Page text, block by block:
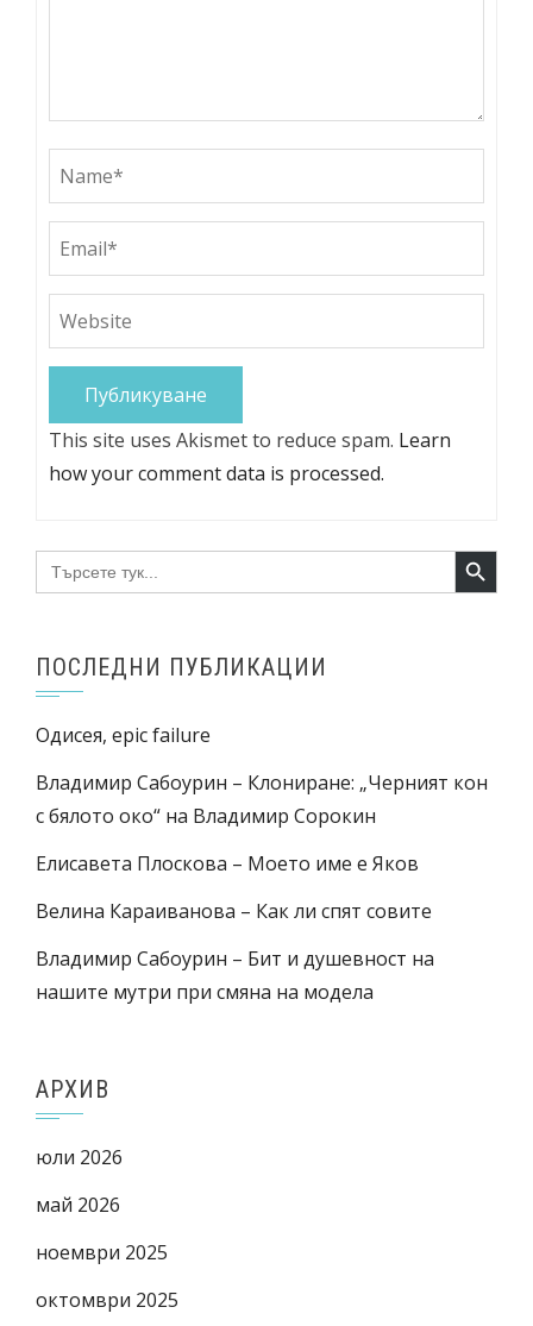
This site uses Akismet to reduce spam. Learn
how your comment data is processed.
Search
for:
Search Button
ПОСЛЕДНИ ПУБЛИКАЦИИ
Одисея, epic failure
Владимир Сабоурин – Клониране: „Черният кон
с бялото око“ на Владимир Сорокин
Елисавета Плоскова – Моето име е Яков
Велина Караиванова – Как ли спят совите
Владимир Сабоурин – Бит и душевност на
нашите мутри при смяна на модела
АРХИВ
юли 2026
май 2026
ноември 2025
октомври 2025